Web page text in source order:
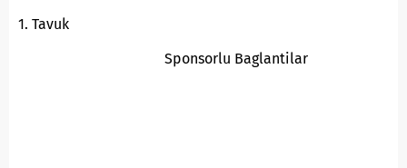
Sponsorlu Baglantilar
1. Tavuk